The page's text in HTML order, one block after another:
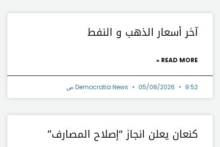
آخر أسعار الذهب و النفط
READ MORE »
Democratia News 05/08/2026 9:52 ص
كنعان يعلن انجاز “إصلاح المصارف”